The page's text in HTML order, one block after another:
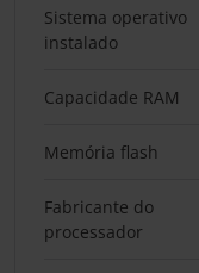
Sistema operativo
instalado
Capacidade RAM
Memória flash
Fabricante do
processador